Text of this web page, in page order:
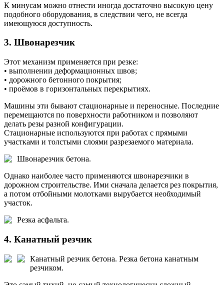
К минусам можно отнести иногда достаточно высокую цену
подобного оборудования, в следствии чего, не всегда
имеющуюся доступность.
3. Швонарезчик
Этот механизм применяется при резке:
• выполнении деформационных швов;
• дорожного бетонного покрытия;
• проёмов в горизонтальных перекрытиях.
Машины эти бывают стационарные и переносные. Последние
перемещаются по поверхности работником и позволяют
делать резы разной конфигурации.
Стационарные используются при работах с прямыми
участками и толстыми слоями разрезаемого материала.
Швонарезчик бетона.
Однако наиболее часто применяются швонарезчики в
дорожном строительстве. Ими сначала делается рез покрытия,
а потом отбойными молотками вырубается необходимый
участок.
Резка асфальта.
4. Канатный резчик
Канатный резчик бетона. Резка бетона канатным
резчиком.